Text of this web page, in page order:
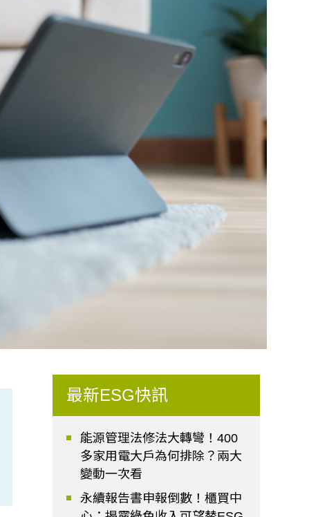
最新ESG快訊
能源管理法修法大轉彎！400
多家用電大戶為何排除？兩大
變動一次看
永續報告書申報倒數！櫃買中